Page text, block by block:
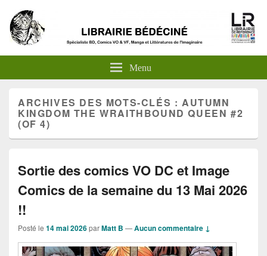
Menu
ARCHIVES DES MOTS-CLÉS : AUTUMN
KINGDOM THE WRAITHBOUND QUEEN #2
(OF 4)
Sortie des comics VO DC et Image
Comics de la semaine du 13 Mai 2026
!!
Posté le 14 mai 2026parMatt B —Aucun commentaire ↓